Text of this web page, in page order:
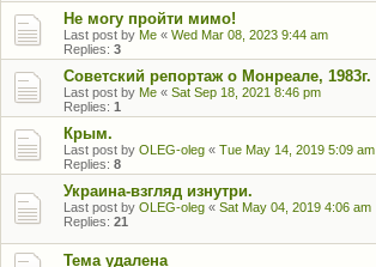
Не могу пройти мимо!
Last post by Me « Wed Mar 08, 2023 9:44 am
Replies: 3
Советский репортаж о Монреале, 1983г.
Last post by Me « Sat Sep 18, 2021 8:46 pm
Replies: 1
Крым.
Last post by OLEG-oleg « Tue May 14, 2019 5:09 am
Replies: 8
Украина-взгляд изнутри.
Last post by OLEG-oleg « Sat May 04, 2019 4:06 am
Replies: 21
Тема удалена